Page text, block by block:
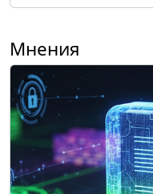
Мнения